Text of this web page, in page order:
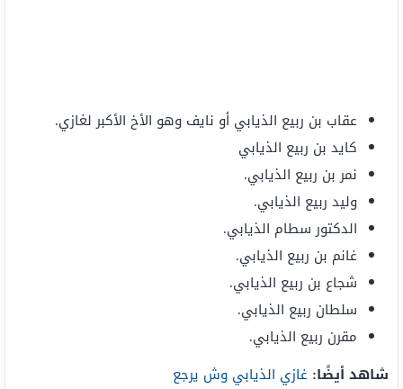
عقاب بن ربيع الذيابي أو نايف وهو الأخ الأكبر لغازي.
كايد بن ربيع الذيابي
نمر بن ربيع الذيابي.
وليد ربيع الذيابي.
الدكتور سطام الذيابي.
غانم بن ربيع الذيابي.
شجاع بن ربيع الذيابي.
سلطان ربيع الذيابي.
مقرن ربيع الذيابي.
شاهد أيضًا: غازي الذيابي وش يرجع